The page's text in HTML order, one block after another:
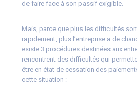
de faire face à son passif exigible.
Mais, parce que plus les difficultés
rapidement, plus l’entreprise a de
existe 3 procédures destinées aux
rencontrent des difficultés qui
être en état de cessation des
cette situation :